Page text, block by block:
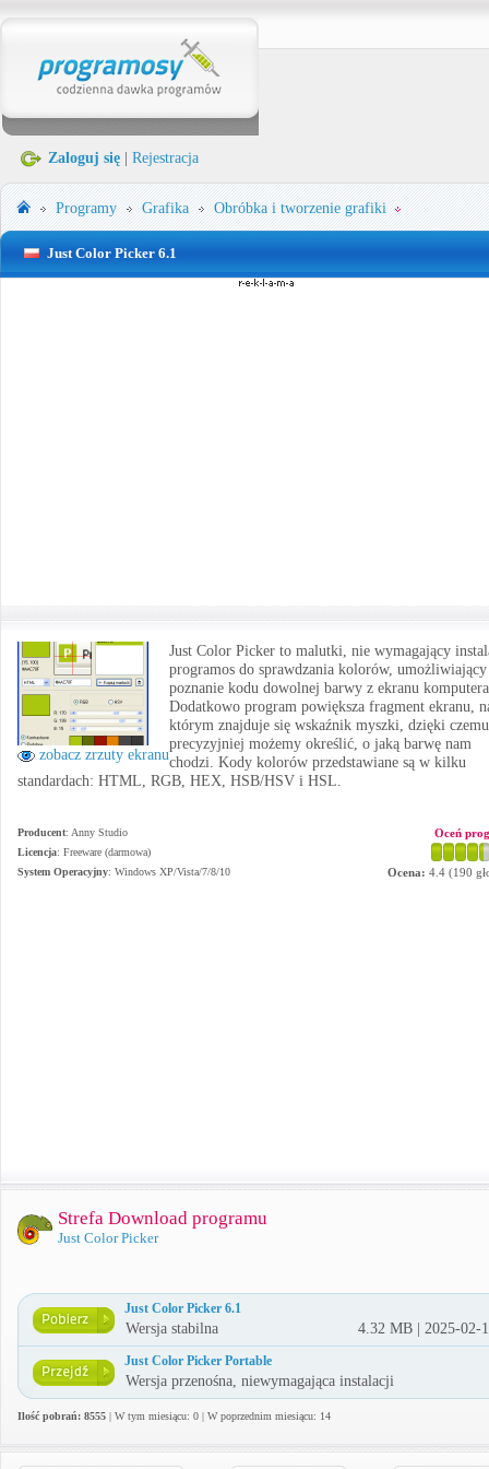
Zaloguj się Rejestracja
Programy Grafika Obróbka i tworzenie grafiki
Just Color Picker 6.1
zobacz zrzuty ekranu
Just Color Picker to malutki, nie wymagający
programos do sprawdzania kolorów, umożliwiający
poznanie kodu dowolnej barwy z ekranu
Dodatkowo program powiększa fragment ekranu,
którym znajduje się wskaźnik myszki, dzięki czemu
precyzyjniej możemy określić, o jaką barwę nam
chodzi. Kody kolorów przedstawiane są w kilku
standardach: HTML, RGB, HEX, HSB/HSV i HSL.
Producent: Anny Studio
Licencja: Freeware (darmowa)
System Operacyjny: Windows XP/Vista/7/8/10
Oceń
Ocena: 4.4 (190
Strefa Download programu
Just Color Picker
Just Color Picker 6.1
Wersja stabilna 4.32 MB | 2025-02-
Just Color Picker Portable
Wersja przenośna, niewymagająca instalacji
Ilość pobrań: 8555 | W tym miesiącu: 0 | W poprzednim miesiącu: 14